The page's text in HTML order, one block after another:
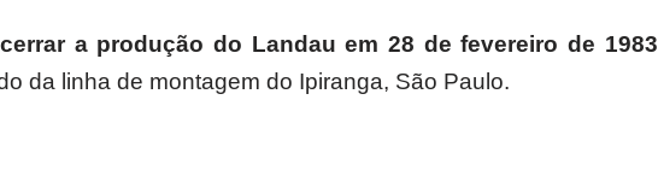
a produção do Landau em 28 de fevereiro de 1983
da linha de montagem do Ipiranga, São Paulo.